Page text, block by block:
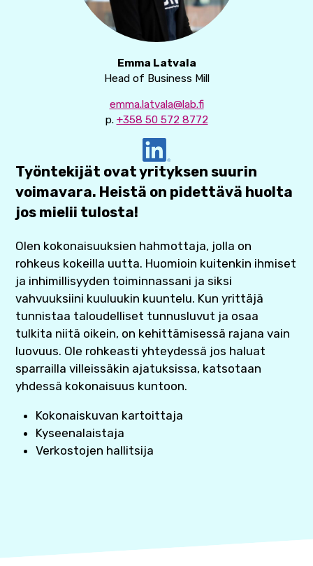
Emma Latvala
Head of Business Mill
emma.latvala@lab.fi
p. +358 50 572 8772
Työntekijät ovat yrityksen suurin
voimavara. Heistä on pidettävä huolta
jos mielii tulosta!
Olen kokonaisuuksien hahmottaja, jolla on
rohkeus kokeilla uutta. Huomioin kuitenkin ihmiset
ja inhimillisyyden toiminnassani ja siksi
vahvuuksiini kuuluukin kuuntelu. Kun yrittäjä
tunnistaa taloudelliset tunnusluvut ja osaa
tulkita niitä oikein, on kehittämisessä rajana vain
luovuus. Ole rohkeasti yhteydessä jos haluat
sparrailla villeissäkin ajatuksissa, katsotaan
yhdessä kokonaisuus kuntoon.
Kokonaiskuvan kartoittaja
Kyseenalaistaja
Verkostojen hallitsija